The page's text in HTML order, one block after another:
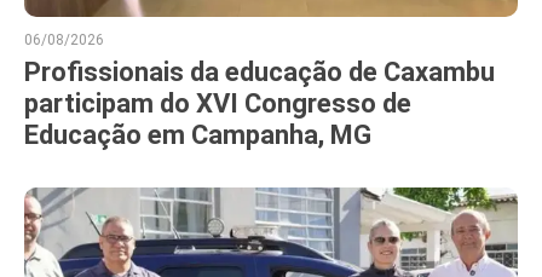
06/08/2026
Profissionais da educação de Caxambu
participam do XVI Congresso de
Educação em Campanha, MG